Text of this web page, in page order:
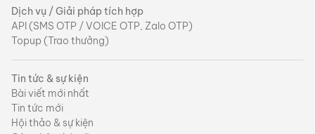
Dịch vụ / Giải pháp tích hợp
API (SMS OTP / VOICE OTP, Zalo OTP)
Topup (Trao thưởng)
Tin tức & sự kiện
Bài viết mới nhất
Tin tức mới
Hội thảo & sự kiện